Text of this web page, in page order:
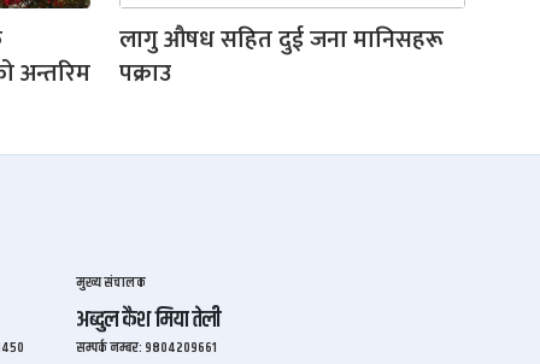
अन्तरिम
लागु औषध सहित दुई जना मानिसहरू
पक्राउ
मुख्य संचालक
अब्दुल कैश मिया तेली
सम्पर्क नम्बर: ९८०४२०९६६१